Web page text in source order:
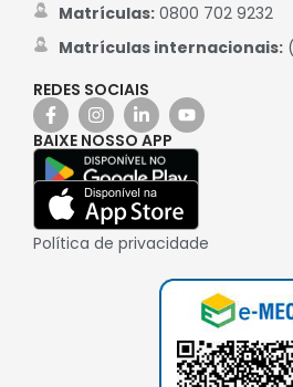
Matrículas:0800 702 9232
Matrículas internacionais:
REDES SOCIAIS
BAIXE NOSSO APP
Política de privacidade